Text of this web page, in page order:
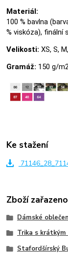
Materiál:
100 % bavlna
% viskóza), finální
Velikosti: XS, S,
Gramáž: 150 g/
Ke stažení
Zboží
Dámské
Trika s krátkým
Stafordšírský